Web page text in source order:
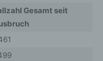
Gesamt seit